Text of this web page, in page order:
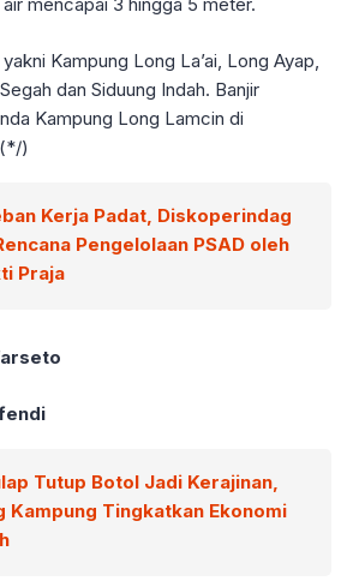
mencapai 3 hingga 5 meter.
Kampung Long La’ai, Long Ayap,
dan Siduung Indah. Banjir
Kampung Long Lamcin di
)
Kerja Padat, Diskoperindag
Pengelolaan PSAD oleh
Praja
Tutup Botol Jadi Kerajinan,
Kampung Tingkatkan Ekonomi